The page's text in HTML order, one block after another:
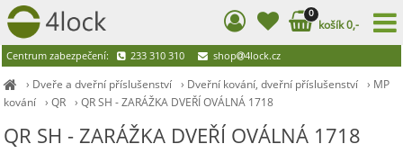
› Dveře a dveřní příslušenství › Dveřní kování, dveřní příslušenství › MP
kování ›QR ›QR SH - ZARÁŽKA DVEŘÍ OVÁLNÁ 1718
QR SH - ZARÁŽKA DVEŘÍ OVÁLNÁ 1718
0
košík 0,-
Centrum zabezpečení: 233 310 310 shop 4lock.cz